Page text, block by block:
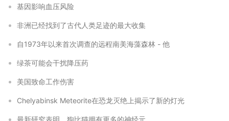
基因影响血压风险
非洲已经找到了古代人类足迹的最大收集
自1973年以来首次调查的远程南美海藻森林 - 他
绿茶可能会干扰降压药
美国致命工作伤害
Chelyabinsk Meteorite在恐龙灭绝上揭示了新的灯光
最新研究表明，狗比猫拥有更多的神经元